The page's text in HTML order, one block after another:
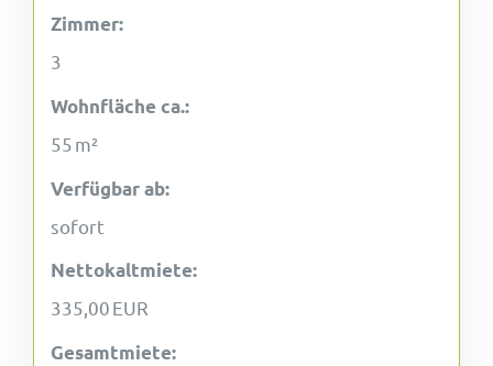
Zimmer:
3
Wohnfläche ca.:
55 m²
Verfügbar ab:
sofort
Nettokaltmiete:
335,00 EUR
Gesamtmiete: